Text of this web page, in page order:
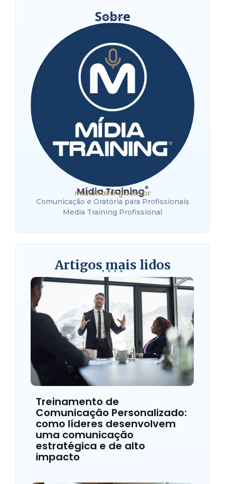
Sobre
Mídia Training®
midiatraining.com.br
Comunicação e Oratória para Profissionais
Media Training Profissional
Artigos mais lidos
Treinamento de
Comunicação Personalizado:
como líderes desenvolvem
uma comunicação
estratégica e de alto
impacto